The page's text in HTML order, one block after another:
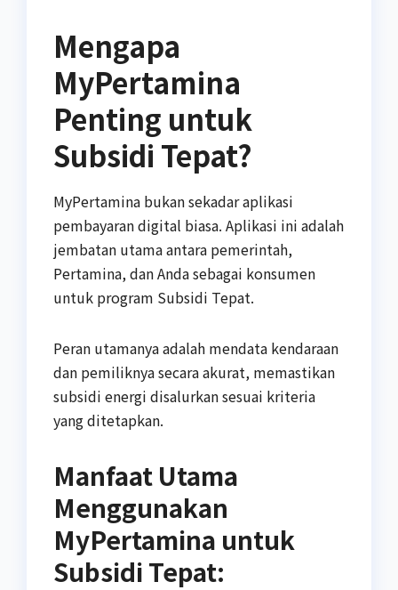
Mengapa
MyPertamina
Penting untuk
Subsidi Tepat?
MyPertamina bukan sekadar aplikasi
pembayaran digital biasa. Aplikasi ini adalah
jembatan utama antara pemerintah,
Pertamina, dan Anda sebagai konsumen
untuk program Subsidi Tepat.
Peran utamanya adalah mendata kendaraan
dan pemiliknya secara akurat, memastikan
subsidi energi disalurkan sesuai kriteria
yang ditetapkan.
Manfaat Utama
Menggunakan
MyPertamina untuk
Subsidi Tepat: